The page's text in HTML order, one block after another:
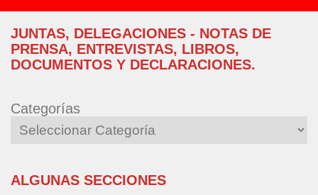
JUNTAS, DELEGACIONES - NOTAS DE
PRENSA, ENTREVISTAS, LIBROS,
DOCUMENTOS Y DECLARACIONES.
Categorías
ALGUNAS SECCIONES